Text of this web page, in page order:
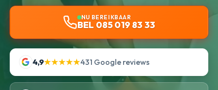
NU BEREIKBAAR
BEL 085 019 83 33
4,9★★★★★431 Google reviews